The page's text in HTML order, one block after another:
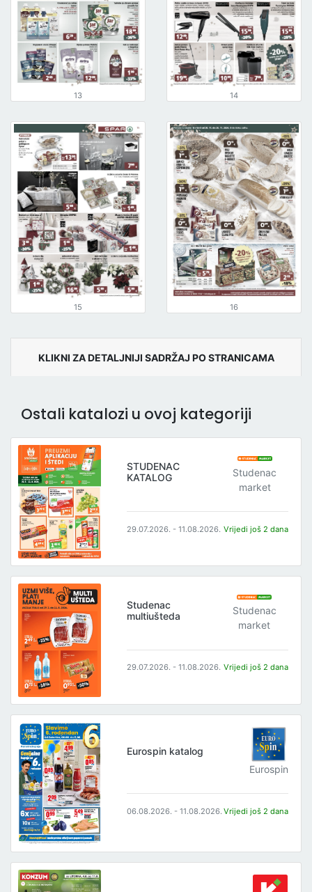
13 14
15 16
KLIKNI ZA DETALJNIJI SADRŽAJ PO STRANICAMA
Ostali katalozi u ovoj kategoriji
STUDENAC
KATALOG
Studenac
market
29.07.2026. - 11.08.2026. Vrijedi još 2 dana
Studenac
multiušteda
Studenac
market
29.07.2026. - 11.08.2026. Vrijedi još 2 dana
Eurospin katalog
Eurospin
06.08.2026. - 11.08.2026. Vrijedi još 2 dana